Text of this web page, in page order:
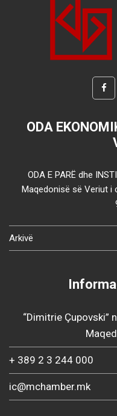
ODA
ODA E PARË dhe
Maqedonisë së Veriut i
Arkivë
“Dimitrie Çupovski”
+ 389 2 3 244 000
ic@mchamber.mk